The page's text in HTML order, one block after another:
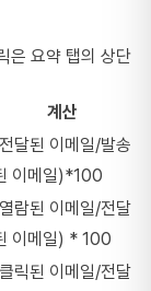
은 요약 탭의 상단
계산
달된 이메일/발송
이메일)*100
람된 이메일/전달
이메일) * 100
릭된 이메일/전달